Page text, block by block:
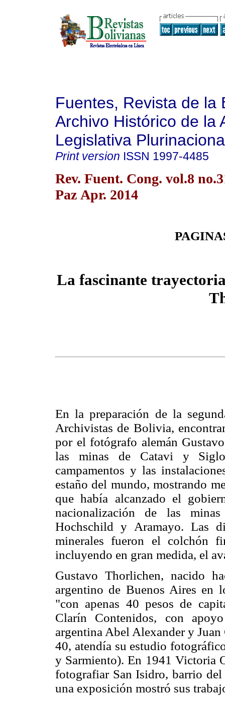
Fuentes, Revista de la
Archivo Histórico de la
Legislativa
Print version ISSN 1997-4485
Rev. Fuent. Cong. vol.8
Paz Apr. 2014
La fascinante
En la preparación de la
Archivistas de Bolivia,
por el fotógrafo alemán
las minas de Catavi y
campamentos y las
estaño del mundo, mostrando
que había alcanzado el
nacionalización de las
Hochschild y Aramayo. Las
minerales fueron el colchón
incluyendo en gran medida, el
Gustavo Thorlichen, nacido
argentino de Buenos Aires en
"con apenas 40 pesos de
Clarín Contenidos, con
argentina Abel Alexander y Juan
40, atendía su estudio
y Sarmiento). En 1941 Victoria
fotografiar San Isidro, barrio
una exposición mostró sus